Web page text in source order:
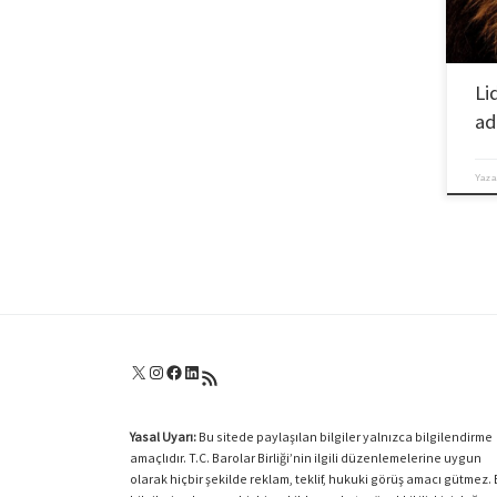
X Instagram
Facebook
LinkedIn
RSS akışı
Yasal Uyarı: Bu sitede paylaşılan bilgiler yalnızca bilgilendirme
amaçlıdır. T.C. Barolar Birliği’nin ilgili düzenlemelerine uygun
olarak hiçbir şekilde reklam, teklif, hukuki görüş amacı gütmez.